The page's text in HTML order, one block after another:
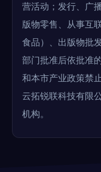
营活动；发行、广
版物零售、从事互
食品）、出版物批
部门批准后依批准
和本市产业政策禁
云拓锐联科技有限
机构。